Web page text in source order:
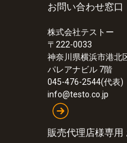
お問い合わせ窓口
株式会社テストー
〒222-0033
神奈川県横浜市港北
パレアナビル 7階
045-476-2544(代表)
info@testo.co.jp
販売代理店様専用